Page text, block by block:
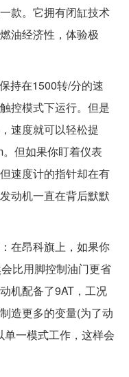
款。它拥有闭缸技术
油经济性，体验极
持在1500转/分的速
控模式下运行。但是
速度就可以轻松提
但如果你盯着仪表
速度计的指针却在有
动机一直在背后默默
在昂科旗上，如果你
比用脚控制油门更省
机配备了9AT，工况
造更多的变量(为了动
一模式工作，这样会